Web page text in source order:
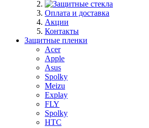
Оплата и доставка
Акции
Контакты
Защитные пленки
Acer
Apple
Asus
Spolky
Meizu
Explay
FLY
Spolky
HTC